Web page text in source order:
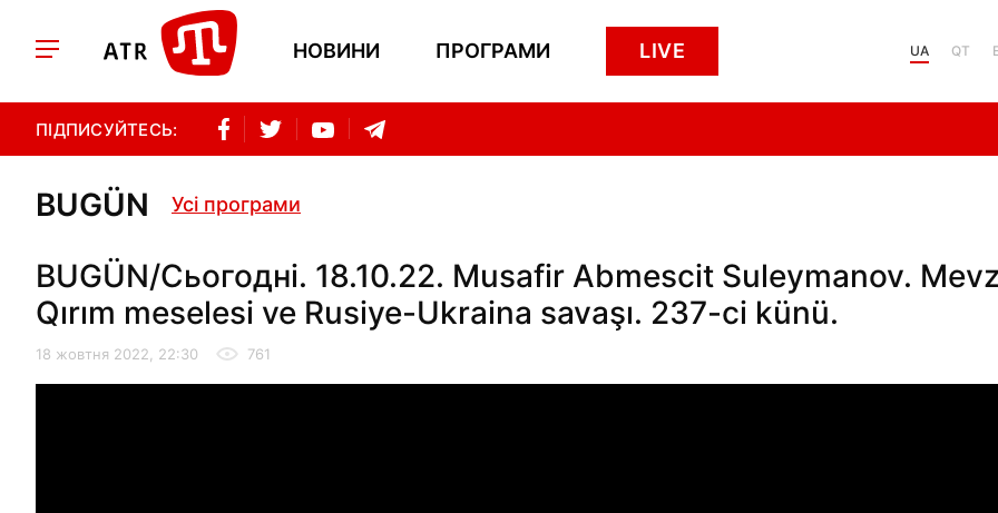
НОВИНИ ПРОГРАМИ LIVE UA QT
ПІДПИСУЙТЕСЬ:
BUGÜN Усі програми
BUGÜN/Сьогодні. 18.10.22. Musafir Abmescit Suleymanov.
Qırım meselesi ve Rusiye-Ukraina savaşı. 237-ci künü.
18 жовтня 2022, 22:30 761